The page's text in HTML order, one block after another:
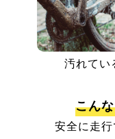
汚れてい
こん
安全に走